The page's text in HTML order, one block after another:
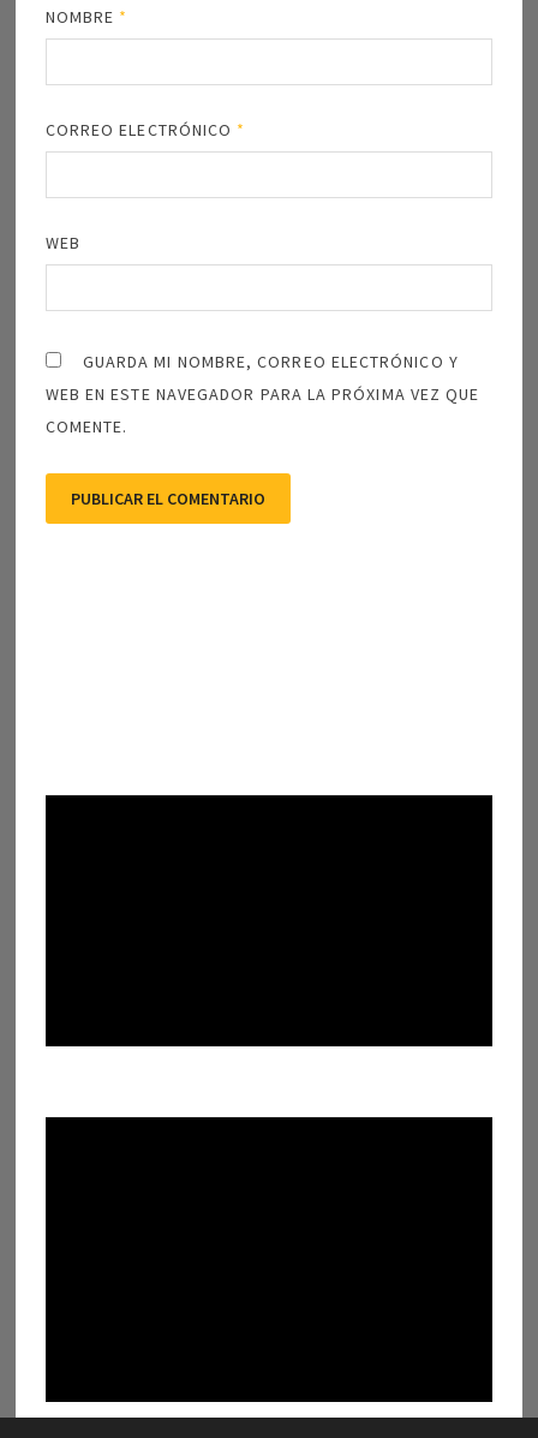
NOMBRE *
CORREO ELECTRÓNICO *
WEB
GUARDA MI NOMBRE, CORREO ELECTRÓNICO Y
WEB EN ESTE NAVEGADOR PARA LA PRÓXIMA VEZ QUE
COMENTE.